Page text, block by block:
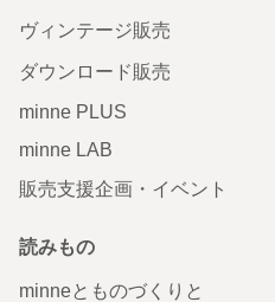
ヴィンテージ販売
ダウンロード販売
minne PLUS
minne LAB
販売支援企画・イベント
読みもの
minneとものづくりと